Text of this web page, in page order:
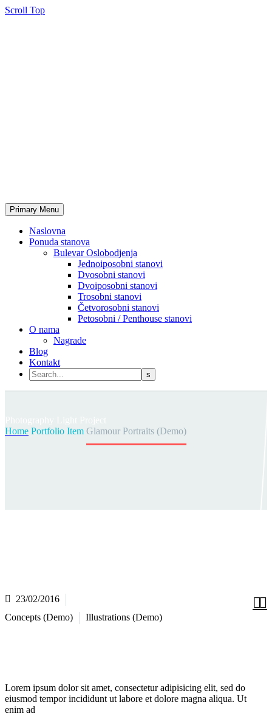
Scroll Top
Primary Menu
Naslovna
Ponuda stanova
Bulevar Oslobodjenja
Jednoiposobni stanovi
Dvosobni stanovi
Dvoiposobni stanovi
Trosobni stanovi
Četvorosobni stanovi
Petosobni / Penthouse stanovi
O nama
Nagrade
Blog
Kontakt
Home Portfolio Item Glamour Portraits (Demo)

23/02/2016
Concepts (Demo)
Illustrations (Demo)
Lorem ipsum dolor sit amet, consectetur adipisicing elit, sed do
eiusmod tempor incididunt ut labore et dolore magna aliqua. Ut
enim ad